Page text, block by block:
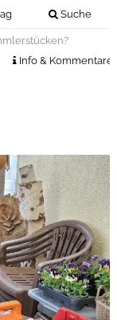
Suche
Info & Kommentare